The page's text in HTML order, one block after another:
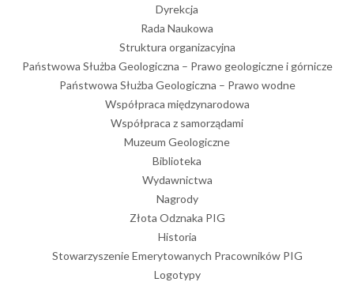
Dyrekcja
Rada Naukowa
Struktura organizacyjna
Państwowa Służba Geologiczna – Prawo geologiczne i górnicze
Państwowa Służba Geologiczna – Prawo wodne
Współpraca międzynarodowa
Współpraca z samorządami
Muzeum Geologiczne
Biblioteka
Wydawnictwa
Nagrody
Złota Odznaka PIG
Historia
Stowarzyszenie Emerytowanych Pracowników PIG
Logotypy